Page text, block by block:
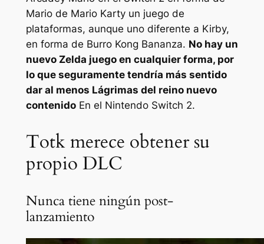
Mario de Mario Karty un juego de
plataformas, aunque uno diferente a Kirby,
en forma de Burro Kong Bananza. No hay un
nuevo Zelda juego en cualquier forma, por
lo que seguramente tendría más sentido
dar al menos Lágrimas del reinonuevo
contenidoEn el Nintendo Switch 2.
Totk merece obtener su
propio DLC
Nunca tiene ningún post-
lanzamiento